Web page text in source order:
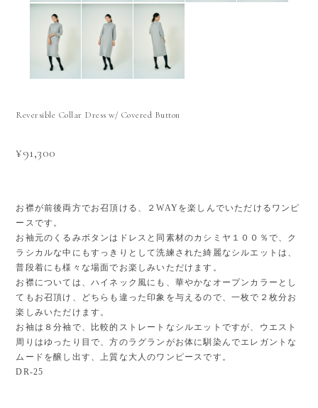
Reversible Collar Dress w/ Covered Button
¥91,300
お襟が前後両方でお召頂ける、２WAYを楽しんでいただけるワンピ
ースです。
お袖元のくるみボタンはドレスと同素材のカシミヤ１００％で、ク
ラシカルな中にもすっきりとして洗練された綺麗なシルエットは、
普段着にも様々な場面でお楽しみいただけます。
お襟については、ハイネック風にも、華やかなオープンカラーとし
てもお召頂け、どちらも違った印象を与えるので、一枚で２枚分お
楽しみいただけます。
お袖は８分袖で、比較的ストレートなシルエットですが、ウエスト
周りはゆったり目で、方のラグランがお体に馴染んでエレガントな
ムードを醸し出す、上質な大人のワンピースです。
DR-25